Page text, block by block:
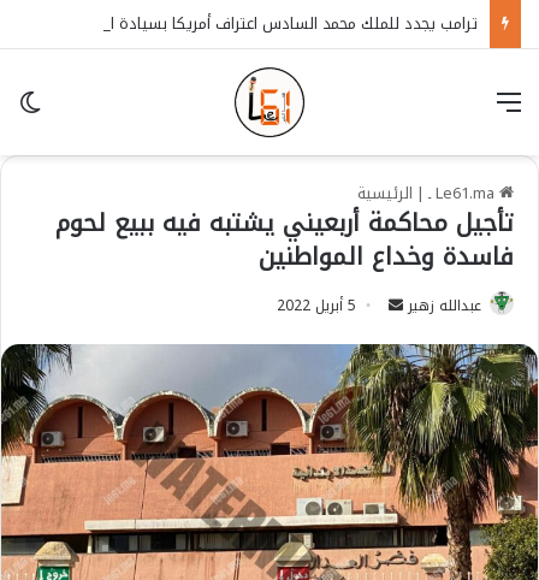
| الرئيسية
تأجيل محاكمة أربعيني يشتبه فيه ببيع لحوم
فاسدة وخداع المواطنين
عبدالله زهير
n
d
a
n
e
m
a
i
5 أبريل 2022